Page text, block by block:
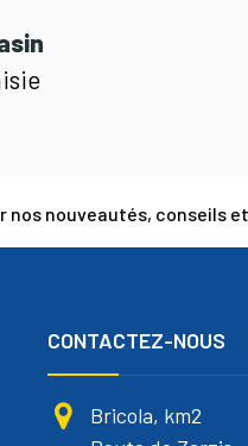
nos nouveautés, conseils
CONTACTEZ-NOUS
Bricola, km2